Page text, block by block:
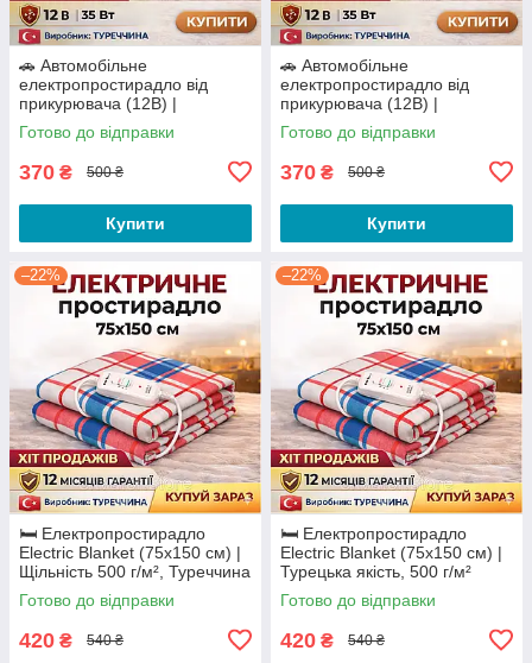
🚗 Автомобільне
електропростирадло від
прикурювача (12В) |
Електрогрілка 50×150 см (35
Вт)
Готово до відправки
370 ₴ 500 ₴
Купити
🚗 Автомобільне
електропростирадло від
прикурювача (12В) |
Електрогрілка 50×150 см (35
Вт)
Готово до відправки
370 ₴ 500 ₴
Купити
–22%
🛏️ Електропростирадло
Electric Blanket (75х150 см) |
Щільність 500 г/м², Туреччина
Готово до відправки
420 ₴ 540 ₴
–22%
🛏️ Електропростирадло
Electric Blanket (75х150 см) |
Турецька якість, 500 г/м²
Готово до відправки
420 ₴ 540 ₴